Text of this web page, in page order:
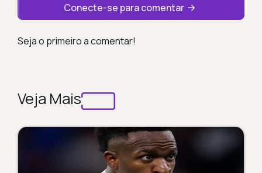
Conecte-se para comentar
Seja o primeiro a comentar!
Veja Mais